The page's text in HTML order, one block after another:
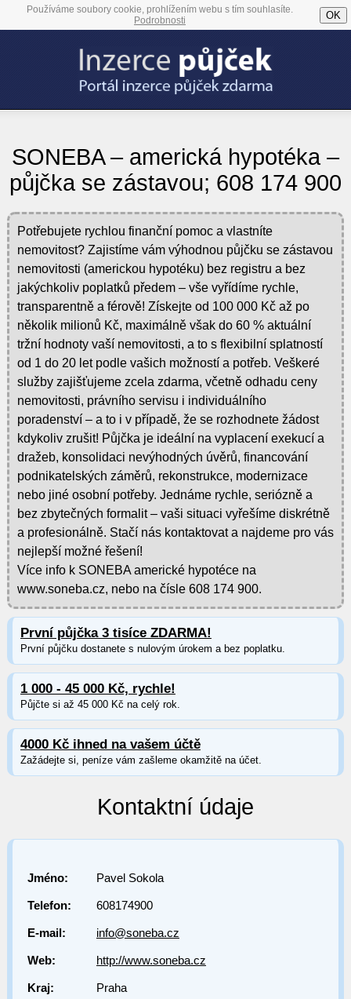
Používáme soubory cookie, prohlížením webu s tím souhlasíte.
Podrobnosti
OK
SONEBA – americká hypotéka –
půjčka se zástavou; 608 174 900
Potřebujete rychlou finanční pomoc a vlastníte
nemovitost? Zajistíme vám výhodnou půjčku se zástavou
nemovitosti (americkou hypotéku) bez registru a bez
jakýchkoliv poplatků předem – vše vyřídíme rychle,
transparentně a férově! Získejte od 100 000 Kč až po
několik milionů Kč, maximálně však do 60 % aktuální
tržní hodnoty vaší nemovitosti, a to s flexibilní splatností
od 1 do 20 let podle vašich možností a potřeb. Veškeré
služby zajišťujeme zcela zdarma, včetně odhadu ceny
nemovitosti, právního servisu i individuálního
poradenství – a to i v případě, že se rozhodnete žádost
kdykoliv zrušit! Půjčka je ideální na vyplacení exekucí a
dražeb, konsolidaci nevýhodných úvěrů, financování
podnikatelských záměrů, rekonstrukce, modernizace
nebo jiné osobní potřeby. Jednáme rychle, seriózně a
bez zbytečných formalit – vaši situaci vyřešíme diskrétně
a profesionálně. Stačí nás kontaktovat a najdeme pro vás
nejlepší možné řešení!
Více info k SONEBA americké hypotéce na
www.soneba.cz, nebo na čísle 608 174 900.
První půjčka 3 tisíce ZDARMA!
První půjčku dostanete s nulovým úrokem a bez poplatku.
1 000 - 45 000 Kč, rychle!
Půjčte si až 45 000 Kč na celý rok.
4000 Kč ihned na vašem účtě
Zažádejte si, peníze vám zašleme okamžitě na účet.
Kontaktní údaje
Jméno: Pavel Sokola
Telefon: 608174900
E-mail: info@soneba.cz
Web: http://www.soneba.cz
Kraj: Praha